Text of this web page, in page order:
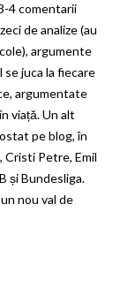
3-4 comentarii
de analize (au
argumente
juca la fiecare
argumentate
viață. Un alt
pe blog, în
Cristi Petre, Emil
și Bundesliga.
nou val de